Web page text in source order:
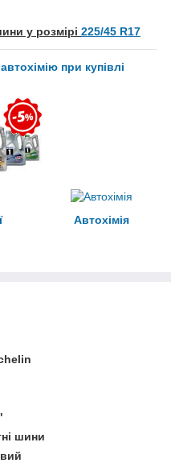
у розмірі 225/45 R17
при купівлі
Автохімія
шини